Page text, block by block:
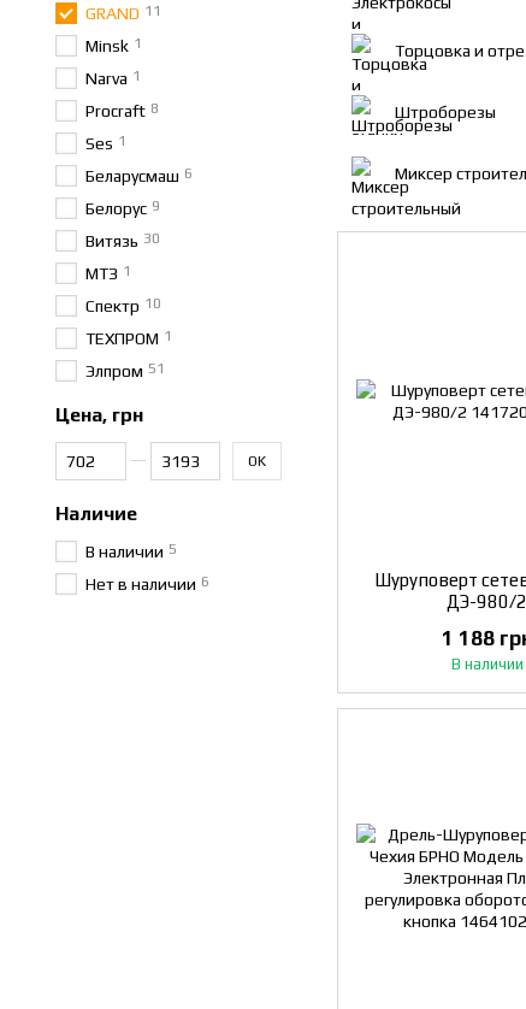
Торцовка и
Штроборезы
Миксер
Шуруповерт
ДЭ-980/2
1 188
В наличии
GRAND 11
Minsk 1
Narva 1
Procraft 8
Ses 1
Беларусмаш 6
Белорус 9
Витязь 30
МТЗ 1
Спектр 10
ТЕХПРОМ 1
Элпром 51
Цена, грн
OK
Наличие
В наличии 5
Нет в наличии 6